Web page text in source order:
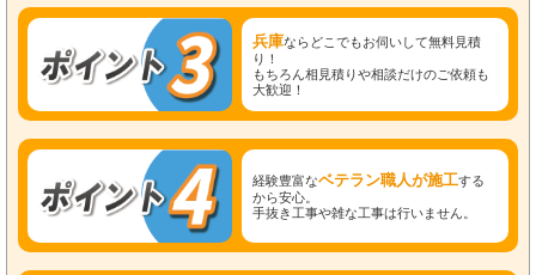
兵庫ならどこでもお伺いして無料見積
り！
もちろん相見積りや相談だけのご依頼も
大歓迎！
経験豊富なベテラン職人が施工する
から安心。
手抜き工事や雑な工事は行いません。